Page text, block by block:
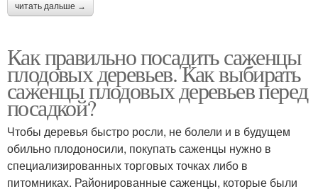
читать дальше →
Как правильно посадить саженцы
плодовых деревьев. Как выбирать
саженцы плодовых деревьев перед
посадкой?
Чтобы деревья быстро росли, не болели и в будущем
обильно плодоносили, покупать саженцы нужно в
специализированных торговых точках либо в
питомниках. Районированные саженцы, которые были